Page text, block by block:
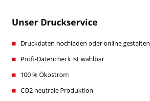
Unser Druckservice
Druckdaten hochladen oder online gestalten
Profi-Datencheck ist wählbar
100 % Ökostrom
CO2 neutrale Produktion